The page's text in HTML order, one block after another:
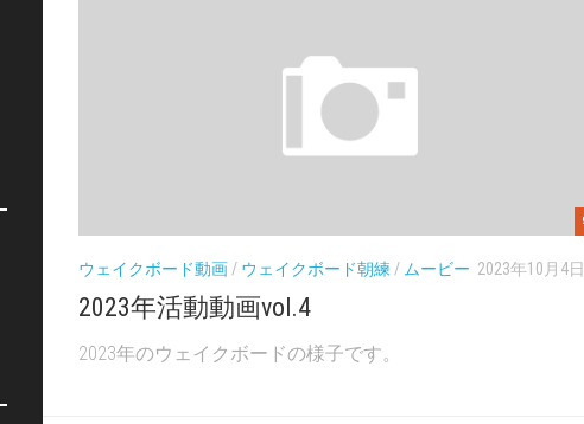
ウェイクボード動画 / ウェイクボード朝練 / ムービー 2023年10月4日
2023年活動動画vol.4
2023年のウェイクボードの様子です。